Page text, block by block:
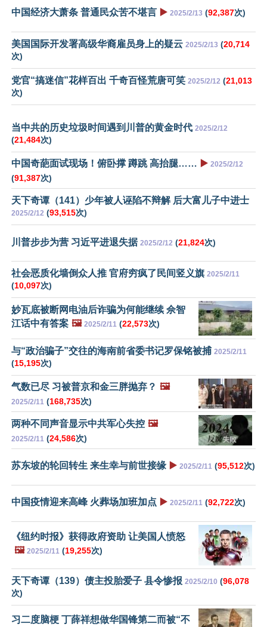
中国经济大萧条 普通民众苦不堪言 ▶️ 2025/2/13 (92,387次)
美国国际开发署高级华裔雇员身上的疑云 2025/2/13 (20,714
次)
党官“搞迷信”花样百出 千奇百怪荒唐可笑 2025/2/12 (21,013
次)
当中共的历史垃圾时间遇到川普的黄金时代 2025/2/12
(21,484次)
中国奇葩面试现场！俯卧撑 蹲跳 高抬腿…… ▶️ 2025/2/12
(91,387次)
天下奇谭（141）少年被人诬陷不辩解 后大富儿子中进士
2025/2/12 (93,515次)
川普步步为营 习近平进退失据 2025/2/12 (21,824次)
社会恶质化墙倒众人推 官府穷疯了民间竖义旗 2025/2/11
(10,097次)
妙瓦底被断网电油后诈骗为何能继续 佘智
江话中有答案 🖼️ 2025/2/11 (22,573次)
与“政治骗子”交往的海南前省委书记罗保铭被捕 2025/2/11
(15,195次)
气数已尽 习被普京和金三胖抛弃？ 🖼️
2025/2/11 (168,735次)
两种不同声音显示中共军心失控 🖼️
2025/2/11 (24,586次)
苏东坡的轮回转生 来生幸与前世接缘 ▶️ 2025/2/11 (95,512次)
中国疫情迎来高峰 火葬场加班加点 ▶️ 2025/2/11 (92,722次)
《纽约时报》获得政府资助 让美国人愤怒
🖼️ 2025/2/11 (19,255次)
天下奇谭（139）债主投胎爱子 县令惨报 2025/2/10 (96,078
次)
习二度脑梗 丁薛祥想做华国锋第二而被“不